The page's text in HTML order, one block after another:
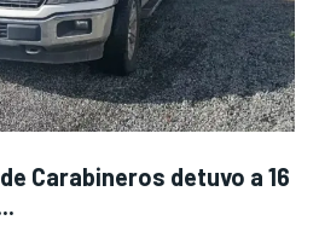
Carabineros detuvo a 16